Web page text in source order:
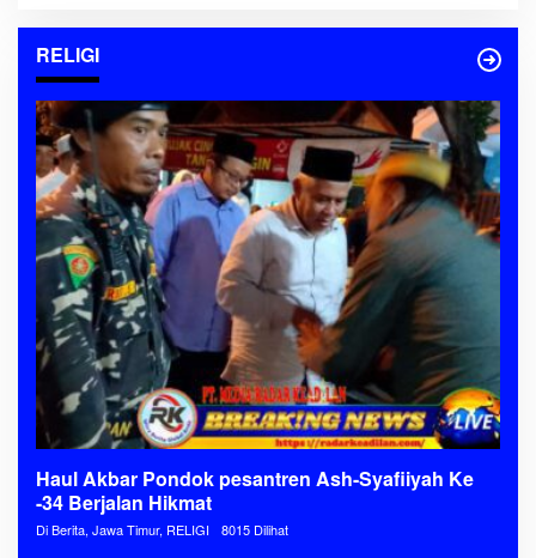
RELIGI
Haul Akbar Pondok pesantren Ash-Syafiiyah Ke
-34 Berjalan Hikmat
Di Berita, Jawa Timur, RELIGI 8015 Dilihat